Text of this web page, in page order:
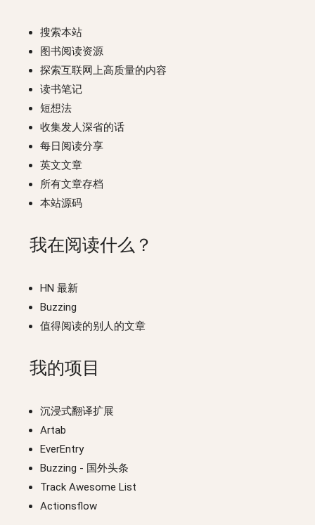
搜索本站
图书阅读资源
探索互联网上高质量的内容
读书笔记
短想法
收集发人深省的话
每日阅读分享
英文文章
所有文章存档
本站源码
我在阅读什么？
HN 最新
Buzzing
值得阅读的别人的文章
我的项目
沉浸式翻译扩展
Artab
EverEntry
Buzzing - 国外头条
Track Awesome List
Actionsflow